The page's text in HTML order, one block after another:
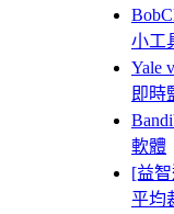
小工
Yale
即時
軟體
[益
平均